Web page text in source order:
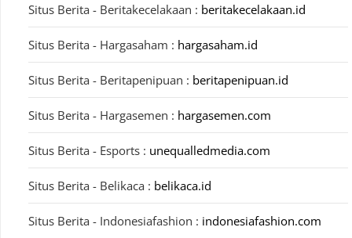
Situs Berita - Beritakecelakaan : beritakecelakaan.id
Situs Berita - Hargasaham : hargasaham.id
Situs Berita - Beritapenipuan : beritapenipuan.id
Situs Berita - Hargasemen : hargasemen.com
Situs Berita - Esports : unequalledmedia.com
Situs Berita - Belikaca : belikaca.id
Situs Berita - Indonesiafashion : indonesiafashion.com